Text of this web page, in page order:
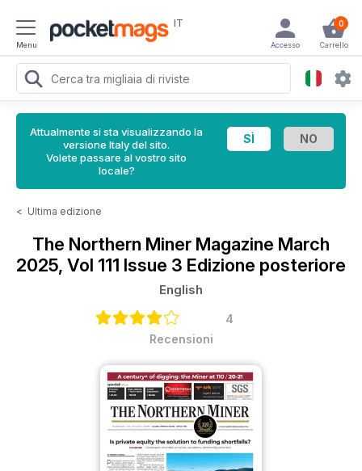
Menu
IT 0
Carrello
Accesso
Attualmente si sta visualizzando la
versione Italy del sito.
Volete passare al vostro sito
locale?
< Ultima edizione
The Northern Miner Magazine March
2025, Vol 111 Issue 3 Edizione posteriore
English
4
Recensioni